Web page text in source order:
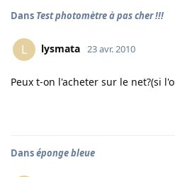
Dans Test photomètre à pas cher !!!
L lysmata 23 avr. 2010
Peux t-on l'acheter sur le net?(si
Danséponge bleue